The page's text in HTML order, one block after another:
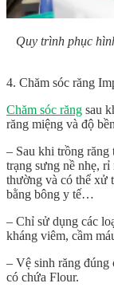
Quy trình phục
4. Chăm sóc răng
Chăm sóc răng sau
răng miệng và độ
– Sau khi trồng răng
trạng sưng nề nhẹ,
thường và có thể xử
bằng bông y tế…
– Chỉ sử dụng các
kháng viêm, cầm
– Vệ sinh răng đúng
có chứa Flour.